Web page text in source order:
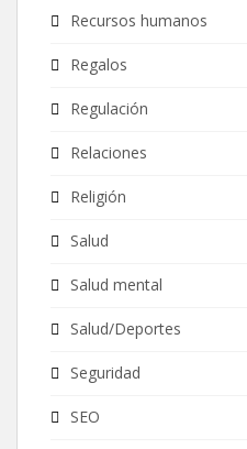
Recursos humanos
Regalos
Regulación
Relaciones
Religión
Salud
Salud mental
Salud/Deportes
Seguridad
SEO